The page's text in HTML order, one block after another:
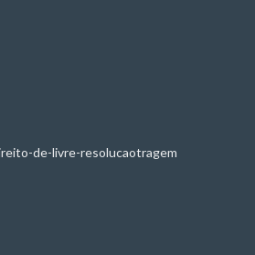
de-livre-resolucaotragem